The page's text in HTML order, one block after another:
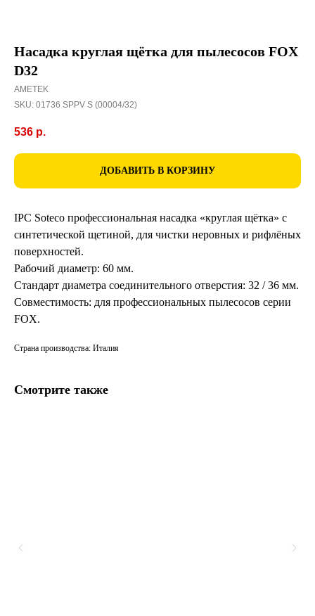
Насадка круглая щётка для пылесосов FOX
D32
AMETEK
SKU: 01736 SPPV S (00004/32)
536 р.
ДОБАВИТЬ В КОРЗИНУ
IPC Soteco профессиональная насадка «круглая щётка» с
синтетической щетиной, для чистки неровных и рифлёных
поверхностей.
Рабочий диаметр: 60 мм.
Стандарт диаметра соединительного отверстия: 32 / 36 мм.
Совместимость: для профессиональных пылесосов серии
FOX.
Страна производства: Италия
Смотрите также